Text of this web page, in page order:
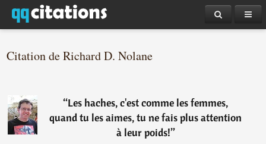
Citation de Richard D. Nolane
“Les haches, c'est comme les femmes,
quand tu les aimes, tu ne fais plus attention
à leur poids!”